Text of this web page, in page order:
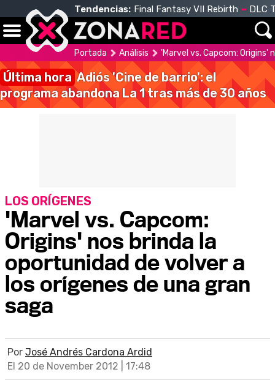
Tendencias: Final Fantasy VII Rebirth DLC
Portada Análisis 'Marvel vs. Capcom: Origins'
Última hora Adiós 'Cine de barrio': el
programa abandona La 1 tras más de 30 años
'Marvel vs. Capcom:
Origins' nos brinda la
oportunidad de volver a
los orígenes de una gran
saga
LOS ORÍGENES
Por José Andrés Cardona Ardid
El 20 de November 2012 | 17:48